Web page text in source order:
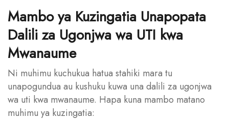
Mambo ya Kuzingatia Unapopata
Dalili za Ugonjwa wa UTI kwa
Mwanaume
Ni muhimu kuchukua hatua stahiki mara tu
unapogundua au kushuku kuwa una dalili za ugonjwa
wa uti kwa mwanaume. Hapa kuna mambo matano
muhimu ya kuzingatia: